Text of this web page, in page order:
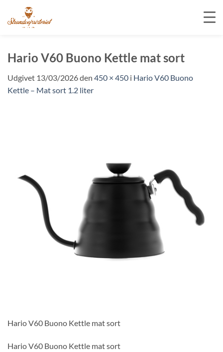
indhold
Hario V60 Buono Kettle mat sort
Udgivet 13/03/2026den 450 × 450 i Hario V60 Buono
Kettle – Mat sort 1.2 liter
Hario V60 Buono Kettle mat sort
Hario V60 Buono Kettle mat sort